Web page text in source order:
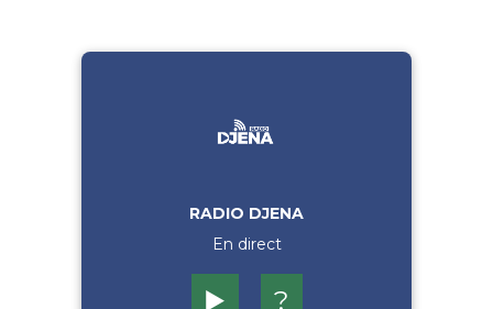
RADIO DJENA
En direct
▶️ ?